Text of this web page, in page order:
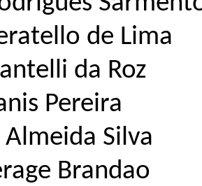
de Lima
da Roz
Pereira
Silva
Brandao